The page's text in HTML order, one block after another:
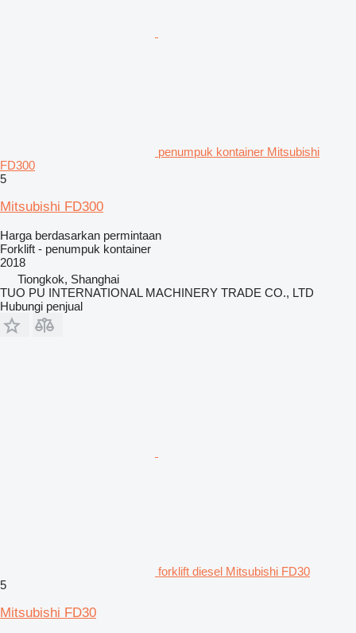
penumpuk kontainer Mitsubishi
FD300
5
Mitsubishi FD300
Harga berdasarkan permintaan
Forklift - penumpuk kontainer
2018
Tiongkok, Shanghai
TUO PU INTERNATIONAL MACHINERY TRADE CO., LTD
Hubungi penjual
forklift diesel Mitsubishi FD30
5
Mitsubishi FD30